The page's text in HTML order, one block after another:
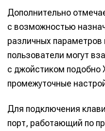
Дополнительно
с возможностью
различных
пользователи могут
с джойстиком подобно
промежуточные
Для подключения
порт, работающий по